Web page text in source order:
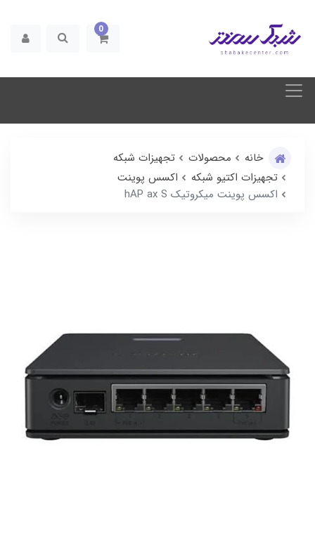
0
خانه محصولات
تجهیزات شبکه
تجهیزات اکتیو شبکه
اکسس پوینت
اکسس پوینت میکروتیک hAP ax S